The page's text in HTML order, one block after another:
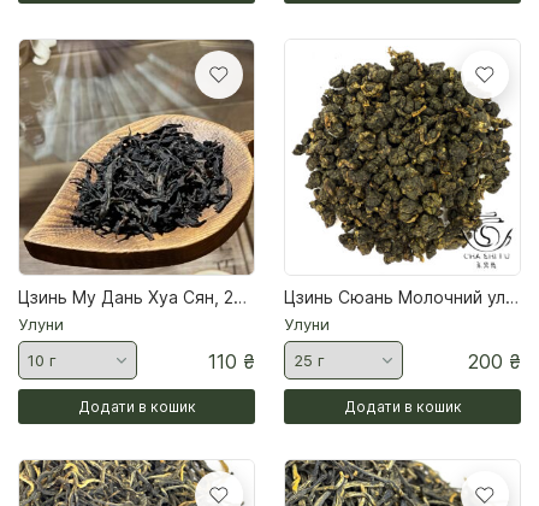
Цзинь Му Дань Хуа Сян, 2025
Улуни
110 ₴
Додати в кошик
Цзинь Сюань Молочний улун
Улуни
200 ₴
Додати в кошик